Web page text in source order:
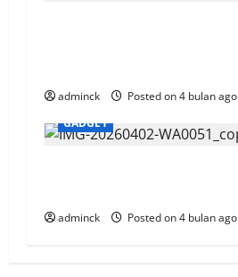
adminck Posted on 4 bulan ago
GADGET
adminck Posted on 4 bulan ago